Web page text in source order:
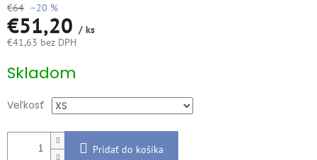
€64 –20 %
€51,20 / ks
€41,63 bez DPH
cena:
Skladom
Veľkosť
Pridať do košíka